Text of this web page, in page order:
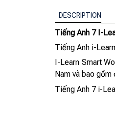
DESCRIPTION
Tiếng Anh 7 I-
Tiếng Anh i-
I-Learn Smart
Nam và bao
Tiếng Anh 7 i-